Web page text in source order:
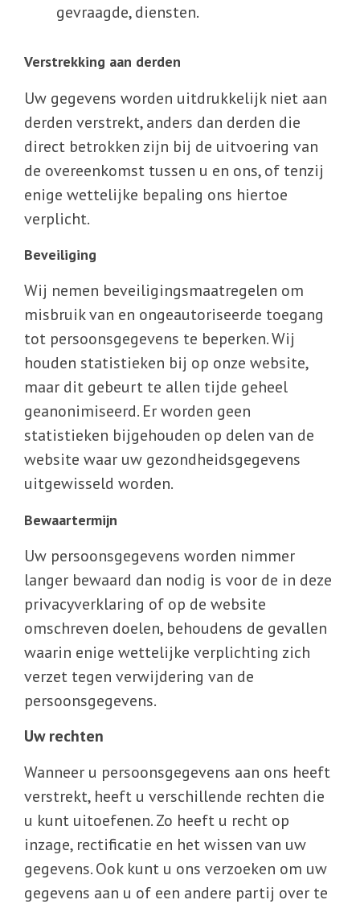
gevraagde, diensten.
Verstrekking aan derden
Uw gegevens worden uitdrukkelijk niet aan
derden verstrekt, anders dan derden die
direct betrokken zijn bij de uitvoering van
de overeenkomst tussen u en ons, of tenzij
enige wettelijke bepaling ons hiertoe
verplicht.
Beveiliging
Wij nemen beveiligingsmaatregelen om
misbruik van en ongeautoriseerde toegang
tot persoonsgegevens te beperken. Wij
houden statistieken bij op onze website,
maar dit gebeurt te allen tijde geheel
geanonimiseerd. Er worden geen
statistieken bijgehouden op delen van de
website waar uw gezondheidsgegevens
uitgewisseld worden.
Bewaartermijn
Uw persoonsgegevens worden nimmer
langer bewaard dan nodig is voor de in deze
privacyverklaring of op de website
omschreven doelen, behoudens de gevallen
waarin enige wettelijke verplichting zich
verzet tegen verwijdering van de
persoonsgegevens.
Uw rechten
Wanneer u persoonsgegevens aan ons heeft
verstrekt, heeft u verschillende rechten die
u kunt uitoefenen. Zo heeft u recht op
inzage, rectificatie en het wissen van uw
gegevens. Ook kunt u ons verzoeken om uw
gegevens aan u of een andere partij over te